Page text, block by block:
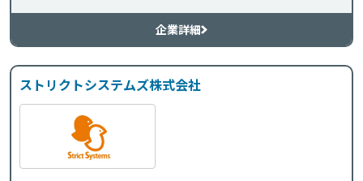
企業詳細
ストリクトシステムズ株式会社